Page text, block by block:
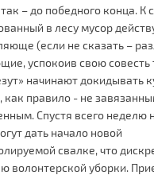
– до победного конца. К
в лесу мусор
(если не сказать –
успокоив свою совесть
начинают докидывать
как правило - не
Спустя всего неделю
дать начало новой
свалке, что
волонтерской уборки.